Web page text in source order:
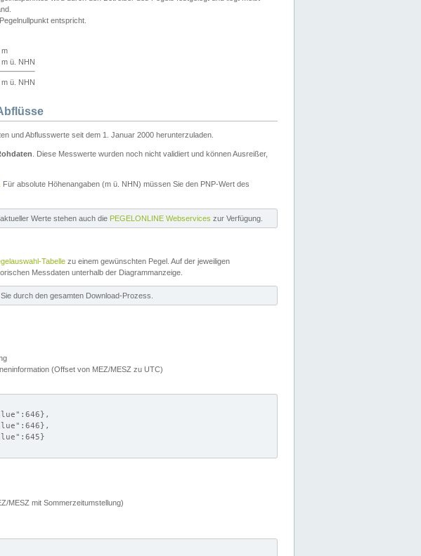
entspricht.
m
m ü. NHN
m ü. NHN
und Abflusswerte seit dem 1. Januar 2000 herunterzuladen.
. Diese Messwerte wurden noch nicht validiert und können Ausreißer,
. Für absolute Höhenangaben (m ü. NHN) müssen Sie den PNP-Wert des
Werte stehen auch die PEGELONLINE Webservices zur Verfügung.
Tabelle zu einem gewünschten Pegel. Auf der jeweiligen
Messdaten unterhalb der Diagrammanzeige.
durch den gesamten Download-Prozess.
(Offset von MEZ/MESZ zu UTC)
MESZ mit Sommerzeitumstellung)